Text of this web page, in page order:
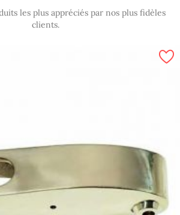
les plus appréciés par nos plus fidèles
clients.